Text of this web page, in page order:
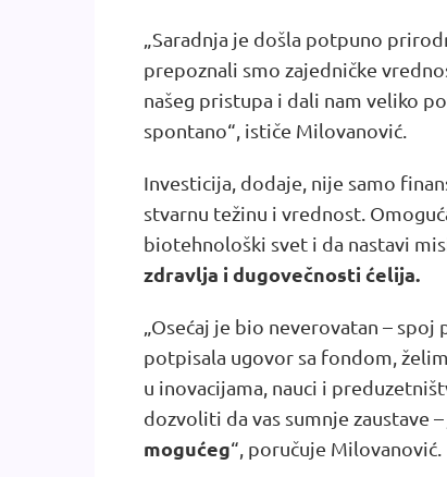
„Saradnja je došla potpuno
prepoznali smo zajedničke
našeg pristupa i dali nam veliko
spontano“, ističe Milovanović.
Investicija, dodaje, nije samo
stvarnu težinu i vrednost.
biotehnološki svet i da nastavi
zdravlja i dugovečnosti ćelija.
„Osećaj je bio neverovatan –
potpisala ugovor sa fondom,
u inovacijama, nauci i
dozvoliti da vas sumnje zaustave –
mogućeg“, poručuje Milovanović.